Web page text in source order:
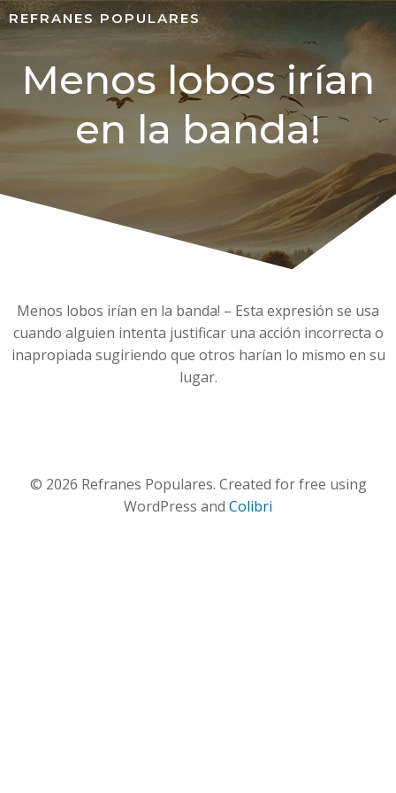
REFRANES POPULARES
Menos lobos irían
en la banda!
Menos lobos irían en la banda! – Esta expresión se usa
cuando alguien intenta justificar una acción incorrecta o
inapropiada sugiriendo que otros harían lo mismo en su
lugar.
© 2026 Refranes Populares. Created for free using
WordPress and Colibri